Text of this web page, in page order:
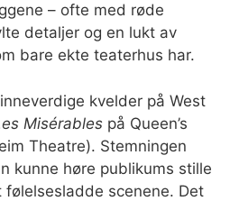
– ofte med røde
detaljer og en lukt av
bare ekte teaterhus har.
kvelder på West
Misérables på Queen’s
Theatre). Stemningen
kunne høre publikums stille
scenene. Det